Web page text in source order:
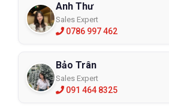
Anh Thư
Sales Expert
0786 997 462
Bảo Trân
Sales Expert
091 464 8325